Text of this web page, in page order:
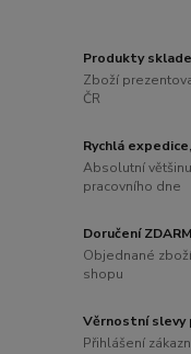
Produkty
Zboží
ČR
Rychlá
Absolutní
pracovního dne
Doručení
Objednané
shopu
Věrnostní
Přihlášení